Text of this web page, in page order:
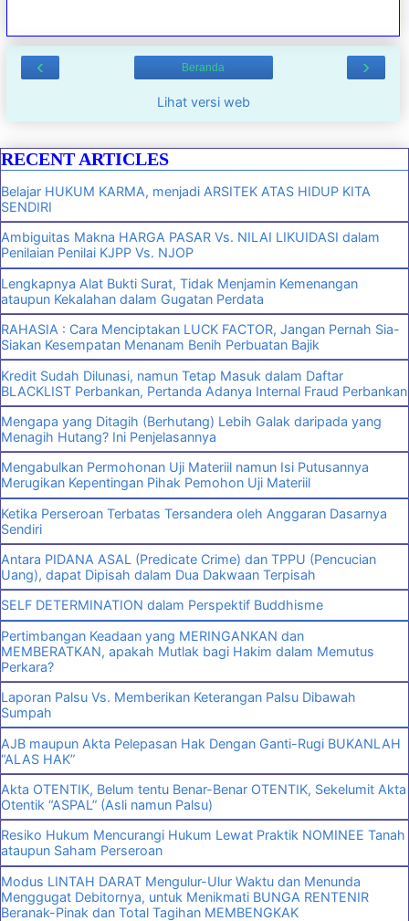
‹ ›
Beranda
Lihat versi web
RECENT ARTICLES
Belajar HUKUM KARMA, menjadi ARSITEK ATAS HIDUP KITA
SENDIRI
Ambiguitas Makna HARGA PASAR Vs. NILAI LIKUIDASI dalam
Penilaian Penilai KJPP Vs. NJOP
Lengkapnya Alat Bukti Surat, Tidak Menjamin Kemenangan
ataupun Kekalahan dalam Gugatan Perdata
RAHASIA : Cara Menciptakan LUCK FACTOR, Jangan Pernah Sia-
Siakan Kesempatan Menanam Benih Perbuatan Bajik
Kredit Sudah Dilunasi, namun Tetap Masuk dalam Daftar
BLACKLIST Perbankan, Pertanda Adanya Internal Fraud Perbankan
Mengapa yang Ditagih (Berhutang) Lebih Galak daripada yang
Menagih Hutang? Ini Penjelasannya
Mengabulkan Permohonan Uji Materiil namun Isi Putusannya
Merugikan Kepentingan Pihak Pemohon Uji Materiil
Ketika Perseroan Terbatas Tersandera oleh Anggaran Dasarnya
Sendiri
Antara PIDANA ASAL (Predicate Crime) dan TPPU (Pencucian
Uang), dapat Dipisah dalam Dua Dakwaan Terpisah
SELF DETERMINATION dalam Perspektif Buddhisme
Pertimbangan Keadaan yang MERINGANKAN dan
MEMBERATKAN, apakah Mutlak bagi Hakim dalam Memutus
Perkara?
Laporan Palsu Vs. Memberikan Keterangan Palsu Dibawah
Sumpah
AJB maupun Akta Pelepasan Hak Dengan Ganti-Rugi BUKANLAH
“ALAS HAK”
Akta OTENTIK, Belum tentu Benar-Benar OTENTIK, Sekelumit Akta
Otentik “ASPAL” (Asli namun Palsu)
Resiko Hukum Mencurangi Hukum Lewat Praktik NOMINEE Tanah
ataupun Saham Perseroan
Modus LINTAH DARAT Mengulur-Ulur Waktu dan Menunda
Menggugat Debitornya, untuk Menikmati BUNGA RENTENIR
Beranak-Pinak dan Total Tagihan MEMBENGKAK